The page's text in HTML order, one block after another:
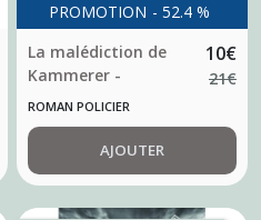
PROMOTION - 52.4 %
La malédiction de
Kammerer -
Dominique Bourgeon
10€
21€
ROMAN POLICIER
AJOUTER